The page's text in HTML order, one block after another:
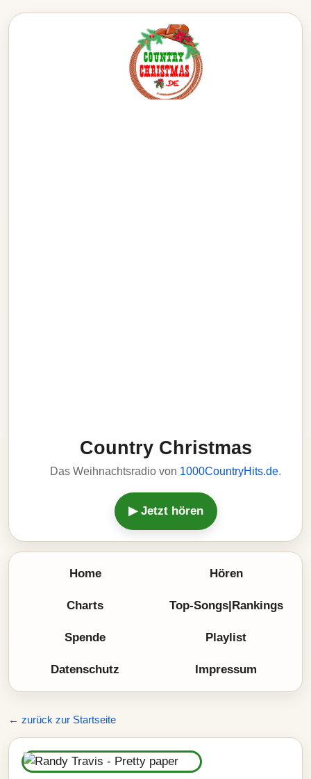
Country Christmas
Das Weihnachtsradio von 1000CountryHits.de.
▶ Jetzt hören
Home Hören
Charts Top-Songs|Rankings
Spende Playlist
Datenschutz Impressum
← zurück zur Startseite